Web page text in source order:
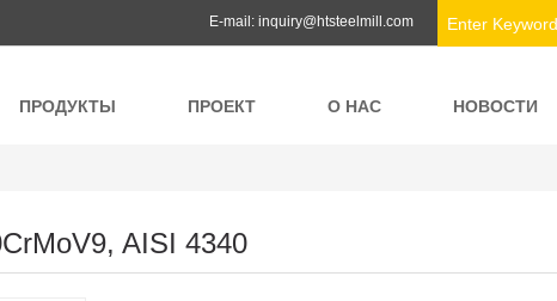
E-mail: inquiry@htsteelmill.com
ПРОДУКТЫ ПРОЕКТ О НАС НОВОСТИ
AISI 4340